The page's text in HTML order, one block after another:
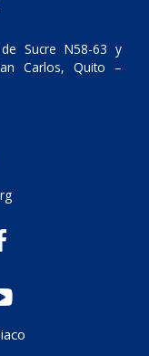
Sucre N58-63 y
Carlos, Quito –